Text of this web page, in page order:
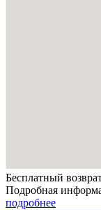
Бесплатный
Подробная
подробнее